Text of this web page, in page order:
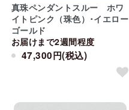
真珠ペンダントスルー ホワ
イトピンク（珠色）･イエロー
ゴールド
お届けまで2週間程度
47,300円(税込)